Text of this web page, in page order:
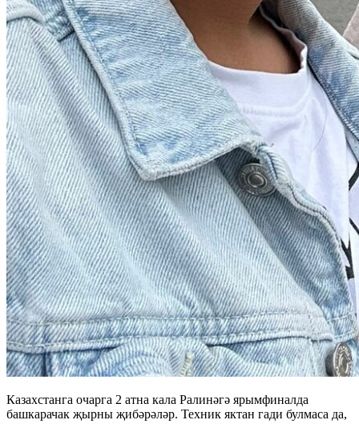
Казахстанга очарга 2 атна кала Ралинәгә ярымфиналда
башкарачак җырны җибәрәләр. Техник яктан гади булмаса да,